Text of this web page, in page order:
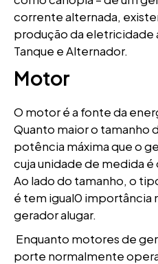
corrente alternada,
produção da eletricidade
Tanque e Alternador.
Motor
O motor é a fonte da
Quanto maior o tamanho
potência máxima que o
cuja unidade de medida
Ao lado do tamanho, o
é tem igual0 importância
gerador alugar.
Enquanto motores de
porte normalmente